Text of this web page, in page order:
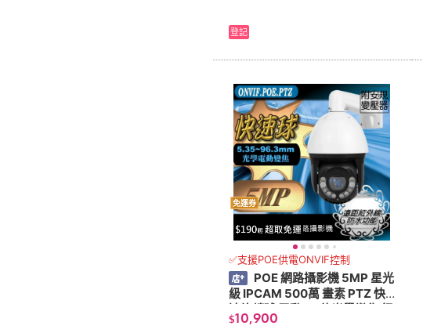
登記
免運券
✅支援POE供電ONVIF控制
POE 網路攝影機 5MP 星光
級 IPCAM 500萬 畫素 PTZ 快
速旋轉球 電動 30倍光學變焦 紅
外線 快速球
$10,900